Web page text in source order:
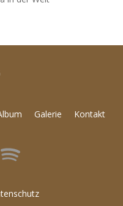
Galerie Kontakt